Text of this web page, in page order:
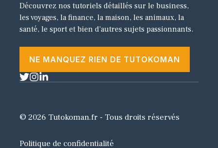
Découvrez nos tutoriels détaillés sur le business,
les voyages, la finance, la maison, les animaux, la
santé, le sport et bien d'autres sujets passionnants.
NE MANQUEZ RIEN DE TUTOKOMAN
© 2026 Tutokoman.fr - Tous droits réservés
Politique de confidentialité